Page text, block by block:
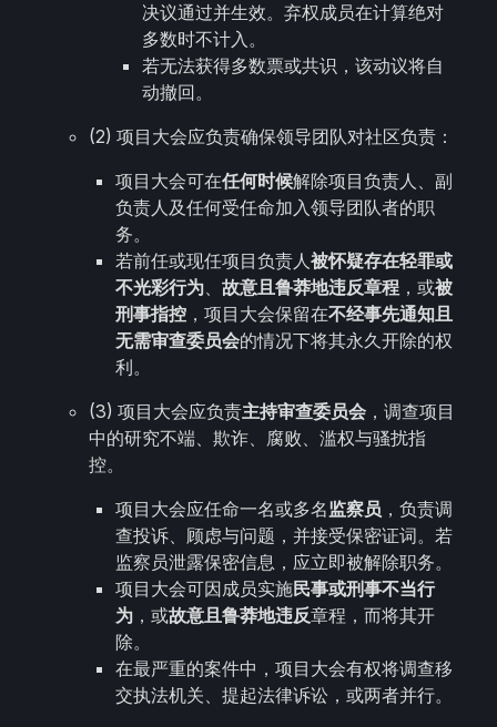
决议通过并生效。弃权成员在计算绝对
多数时不计入。
若无法获得多数票或共识，该动议将自
动撤回。
(2) 项目大会应负责确保领导团队对社区负责：
项目大会可在任何时候解除项目负责人、副
负责人及任何受任命加入领导团队者的职
务。
若前任或现任项目负责人被怀疑存在轻罪或
不光彩行为、故意且鲁莽地违反章程 ，或被
刑事指控 ，项目大会保留在不经事先通知且
无需审查委员会的情况下将其永久开除的权
利。
(3) 项目大会应负责主持审查委员会 ，调查项目
中的研究不端、欺诈、腐败、滥权与骚扰指
控。
项目大会应任命一名或多名监察员 ，负责调
查投诉、顾虑与问题，并接受保密证词。若
监察员泄露保密信息，应立即被解除职务。
项目大会可因成员实施民事或刑事不当行
为 ，或故意且鲁莽地违反章程，而将其开
除。
在最严重的案件中，项目大会有权将调查移
交执法机关、提起法律诉讼，或两者并行。